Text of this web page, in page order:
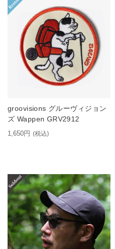
groovisions グルーヴィジョン
ズ Wappen GRV2912
1,650円 (税込)